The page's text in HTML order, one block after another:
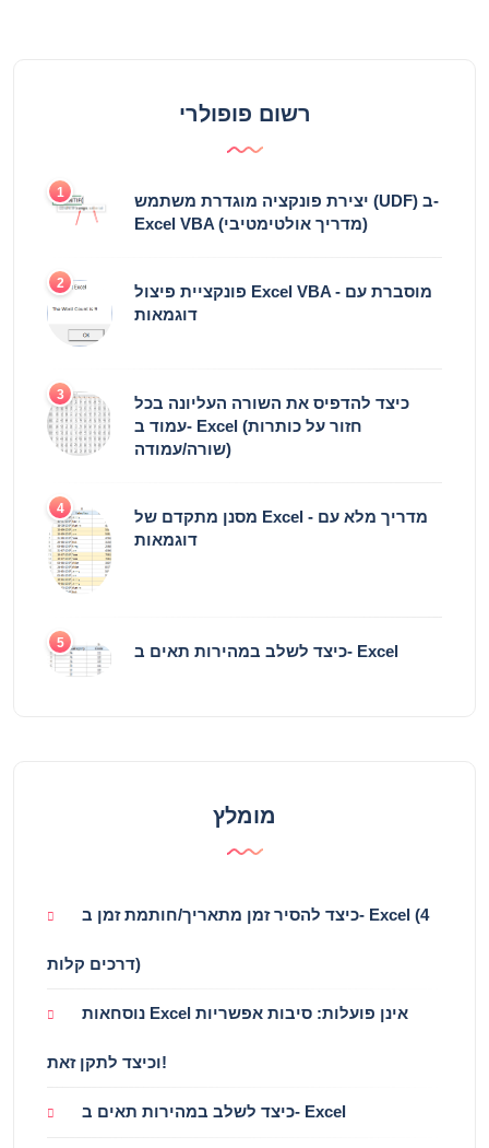
רשום פופולרי
1
יצירת פונקציה מוגדרת משתמש (UDF) ב-
Excel VBA (מדריך אולטימטיבי)
2
פונקציית פיצול Excel VBA - מוסברת עם
דוגמאות
3
כיצד להדפיס את השורה העליונה בכל
עמוד ב- Excel (חזור על כותרות
שורה/עמודה)
4
מסנן מתקדם של Excel - מדריך מלא עם
דוגמאות
5 כיצד לשלב במהירות תאים ב- Excel
מומלץ
כיצד להסיר זמן מתאריך/חותמת זמן ב- Excel (4
דרכים קלות)
נוסחאות Excel אינן פועלות: סיבות אפשריות
וכיצד לתקן זאת!
כיצד לשלב במהירות תאים ב- Excel